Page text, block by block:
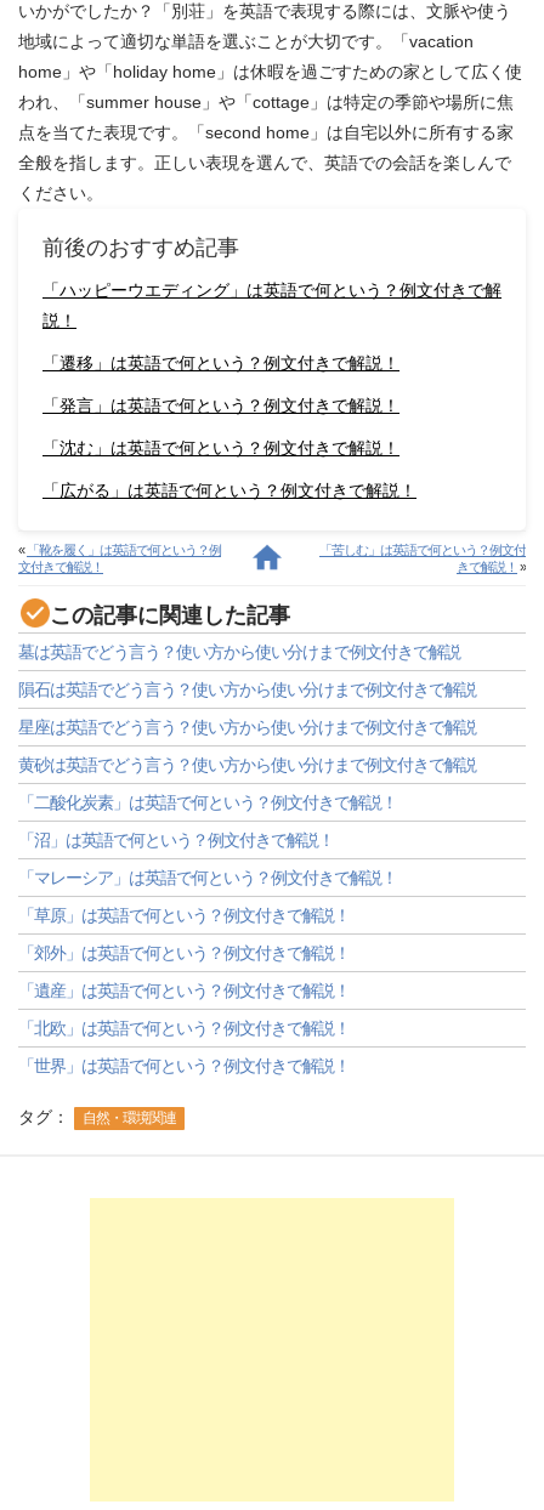
いかがでしたか？「別荘」を英語で表現する際には、文脈や使う
地域によって適切な単語を選ぶことが大切です。「vacation
home」や「holiday home」は休暇を過ごすための家として広く使
われ、「summer house」や「cottage」は特定の季節や場所に焦
点を当てた表現です。「second home」は自宅以外に所有する家
全般を指します。正しい表現を選んで、英語での会話を楽しんで
ください。
前後のおすすめ記事
「ハッピーウエディング」は英語で何という？例文付きで解
説！
「遷移」は英語で何という？例文付きで解説！
「発言」は英語で何という？例文付きで解説！
「沈む」は英語で何という？例文付きで解説！
「広がる」は英語で何という？例文付きで解説！
« 「靴を履く」は英語で何という？例
文付きで解説！
「苦しむ」は英語で何という？例文付
きで解説！ »
この記事に関連した記事
墓は英語でどう言う？使い方から使い分けまで例文付きで解説
隕石は英語でどう言う？使い方から使い分けまで例文付きで解説
星座は英語でどう言う？使い方から使い分けまで例文付きで解説
黄砂は英語でどう言う？使い方から使い分けまで例文付きで解説
「二酸化炭素」は英語で何という？例文付きで解説！
「沼」は英語で何という？例文付きで解説！
「マレーシア」は英語で何という？例文付きで解説！
「草原」は英語で何という？例文付きで解説！
「郊外」は英語で何という？例文付きで解説！
「遺産」は英語で何という？例文付きで解説！
「北欧」は英語で何という？例文付きで解説！
「世界」は英語で何という？例文付きで解説！
タグ： 自然・環境関連